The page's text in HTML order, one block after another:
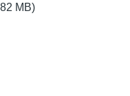
MB)